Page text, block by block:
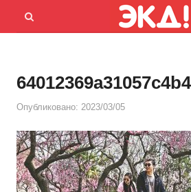
Menu
Открыть
Опубликовано: 2023/03/05